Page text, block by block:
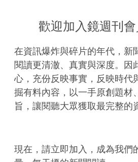
歡迎加入鏡週刊
在資訊爆炸與碎片的年代，新
閱讀更清澈、真實與深度。因
心，充份反映事實，反映時代
掘有料內容，以一手原創題材
旨，讓閱聽大眾獲取最完整的
現在，請立即加入，成為我們